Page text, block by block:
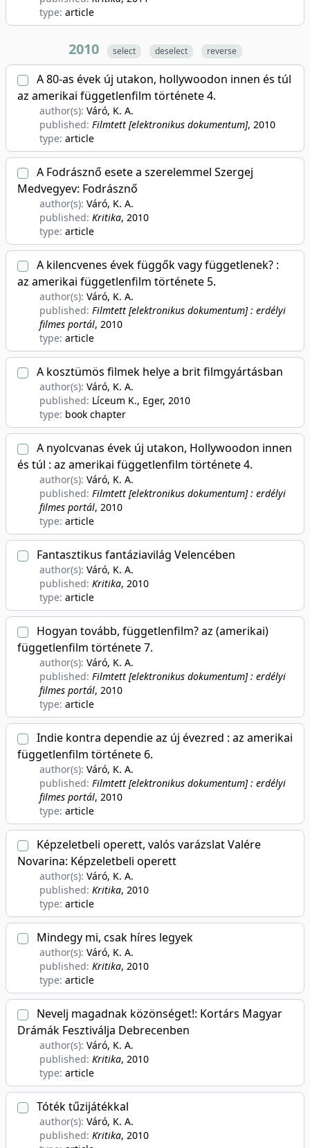
type: article
2010 select deselect reverse
A 80-as évek új utakon, hollywoodon innen és túl
az amerikai függetlenfilm története 4.
author(s): Váró, K. A.
published: Filmtett [elektronikus dokumentum], 2010
type: article
A Fodrásznő esete a szerelemmel Szergej
Medvegyev: Fodrásznő
author(s): Váró, K. A.
published: Kritika, 2010
type: article
A kilencvenes évek függők vagy függetlenek? :
az amerikai függetlenfilm története 5.
author(s): Váró, K. A.
published: Filmtett [elektronikus dokumentum] : erdélyi
filmes portál, 2010
type: article
A kosztümös filmek helye a brit filmgyártásban
author(s): Váró, K. A.
published: Líceum K., Eger, 2010
type: book chapter
A nyolcvanas évek új utakon, Hollywoodon innen
és túl : az amerikai függetlenfilm története 4.
author(s): Váró, K. A.
published: Filmtett [elektronikus dokumentum] : erdélyi
filmes portál, 2010
type: article
Fantasztikus fantáziavilág Velencében
author(s): Váró, K. A.
published: Kritika, 2010
type: article
Hogyan tovább, függetlenfilm? az (amerikai)
függetlenfilm története 7.
author(s): Váró, K. A.
published: Filmtett [elektronikus dokumentum] : erdélyi
filmes portál, 2010
type: article
Indie kontra dependie az új évezred : az amerikai
függetlenfilm története 6.
author(s): Váró, K. A.
published: Filmtett [elektronikus dokumentum] : erdélyi
filmes portál, 2010
type: article
Képzeletbeli operett, valós varázslat Valére
Novarina: Képzeletbeli operett
author(s): Váró, K. A.
published: Kritika, 2010
type: article
Mindegy mi, csak híres legyek
author(s): Váró, K. A.
published: Kritika, 2010
type: article
Nevelj magadnak közönséget!: Kortárs Magyar
Drámák Fesztiválja Debrecenben
author(s): Váró, K. A.
published: Kritika, 2010
type: article
Tóték tűzijátékkal
author(s): Váró, K. A.
published: Kritika, 2010